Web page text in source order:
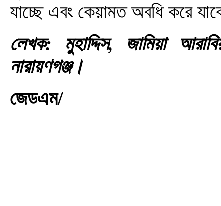
যাচ্ছে এবং কেয়ামত অবধি করে
লেখক: মুহাদ্দিস, জামিয়া
নারায়ণগঞ্জ।
জেডএম/